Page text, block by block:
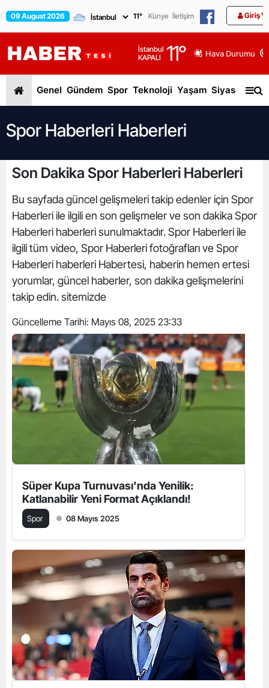
09 August 2026 11° Künye İletişim Giriş
İstanbul
KAPALI
11° Hava Durumu
Genel Gündem Spor Teknoloji Yaşam Siyaset
Spor Haberleri Haberleri
Son Dakika Spor Haberleri Haberleri
Bu sayfada güncel gelişmeleri takip edenler için Spor
Haberleri ile ilgili en son gelişmeler ve son dakika Spor
Haberleri haberleri sunulmaktadır. Spor Haberleri ile
ilgili tüm video, Spor Haberleri fotoğrafları ve Spor
Haberleri haberleri Habertesi, haberin hemen ertesi
yorumlar, güncel haberler, son dakika gelişmelerini
takip edin. sitemizde
Güncelleme Tarihi: Mayıs 08, 2025 23:33
Süper Kupa Turnuvası'nda Yenilik:
Katlanabilir Yeni Format Açıklandı!
Spor 08 Mayıs 2025